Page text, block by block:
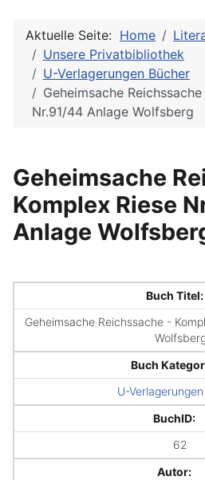
Aktuelle Seite: Home
Unsere Privatbibliothek
U-Verlagerungen Bücher
Geheimsache
Nr.91/44 Anlage Wolfsberg
Geheimsache
Komplex Riese
Anlage
Buch
Geheimsache Reichssache -
Buch
U-
BuchID:
62
Autor: